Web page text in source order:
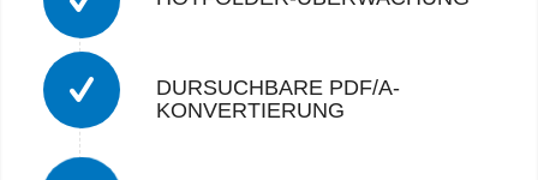
DURSUCHBARE PDF/A-
KONVERTIERUNG